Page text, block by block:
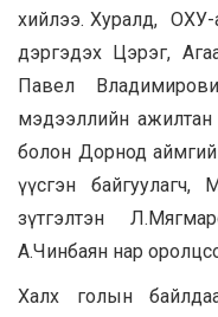
хийлээ. Хуралд,
дэргэдэх Цэрэг,
Павел
мэдээллийн ажилтан
болон Дорнод
үүсгэн
зүтгэлтэн
А.Чинбаян нар
Халх голын